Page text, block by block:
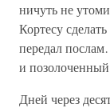
ничуть не
Кортесу
передал
и
Дней через